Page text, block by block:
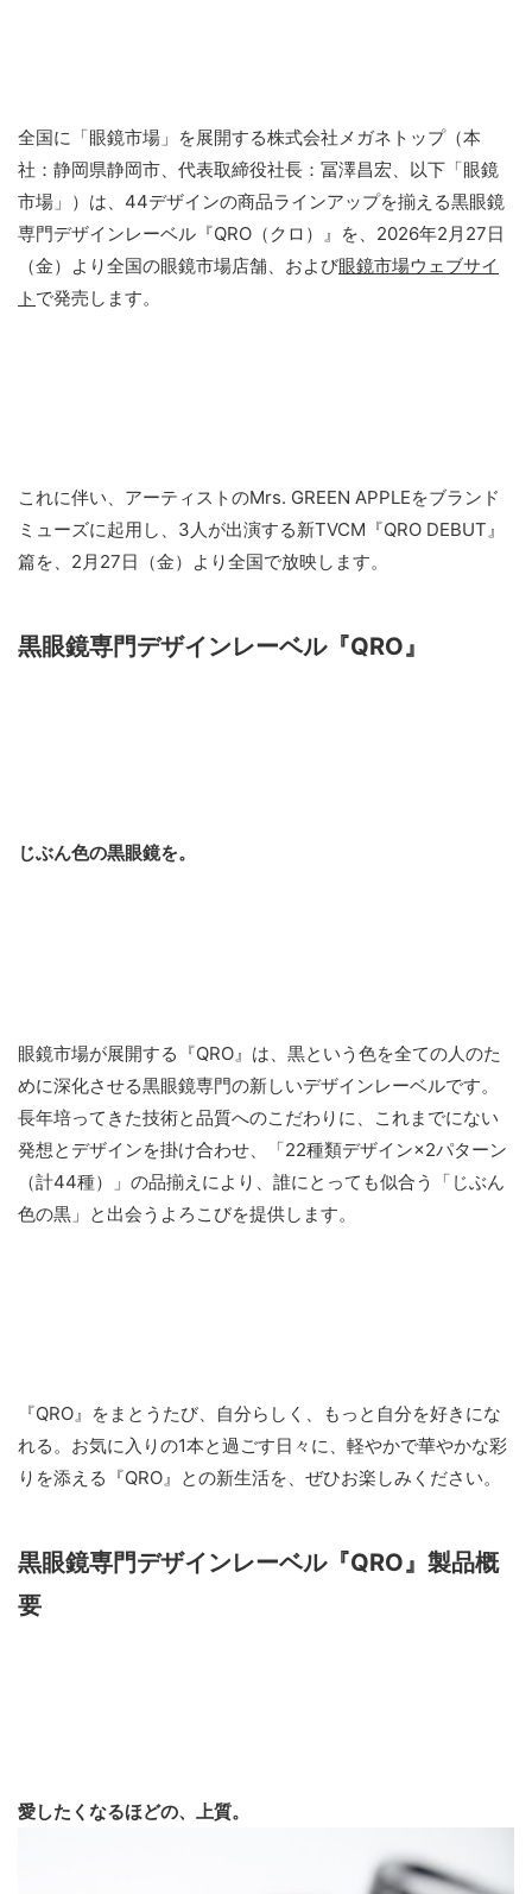
全国に「眼鏡市場」を展開する株式会社メガネトップ（本
社：静岡県静岡市、代表取締役社長：冨澤昌宏、以下「眼鏡
市場」）は、44デザインの商品ラインアップを揃える黒眼鏡
専門デザインレーベル『QRO（クロ）』を、2026年2月27日
（金）より全国の眼鏡市場店舗、および眼鏡市場ウェブサイ
ト で発売します。
これに伴い、アーティストのMrs. GREEN APPLEをブランド
ミューズに起用し、3人が出演する新TVCM『QRO DEBUT』
篇を、2月27日（金）より全国で放映します。
黒眼鏡専門デザインレーベル『QRO』
じぶん色の黒眼鏡を。
眼鏡市場が展開する『QRO』は、黒という色を全ての人のた
めに深化させる黒眼鏡専門の新しいデザインレーベルです。
長年培ってきた技術と品質へのこだわりに、これまでにない
発想とデザインを掛け合わせ、「22種類デザイン×2パターン
（計44種）」の品揃えにより、誰にとっても似合う「じぶん
色の黒」と出会うよろこびを提供します。
『QRO』をまとうたび、自分らしく、もっと自分を好きにな
れる。お気に入りの1本と過ごす日々に、軽やかで華やかな彩
りを添える『QRO』との新生活を、ぜひお楽しみください。
黒眼鏡専門デザインレーベル『QRO』製品概
要
愛したくなるほどの、上質。